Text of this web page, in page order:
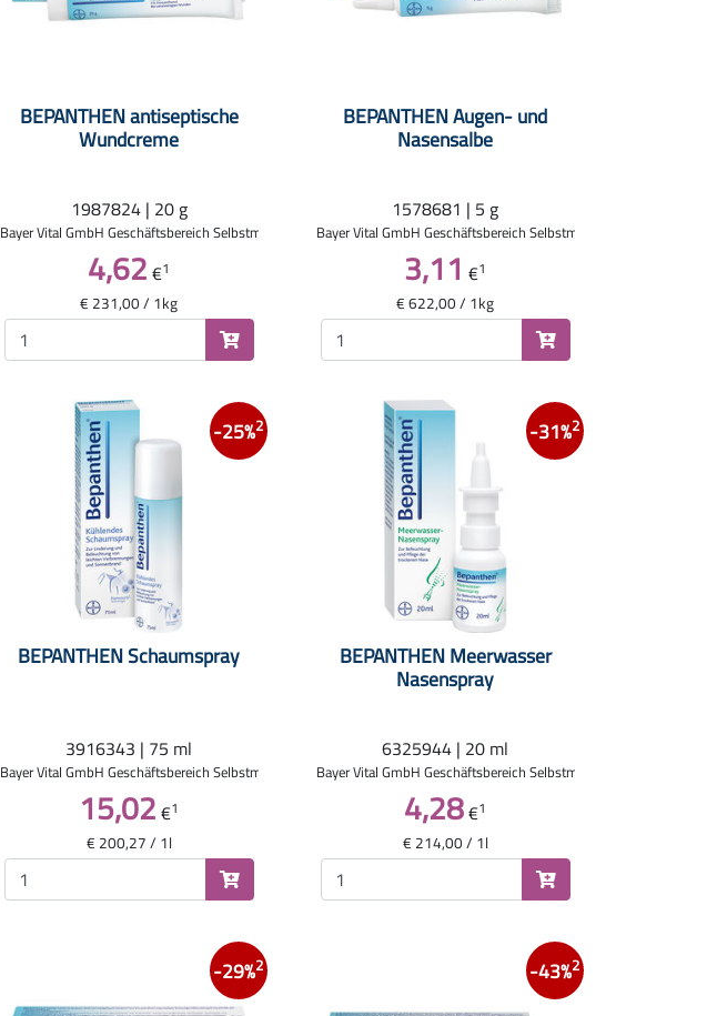
BEPANTHEN antiseptische
Wundcreme
1987824 | 20 g
Bayer Vital GmbH Geschäftsbereich Selbstmedikation
4,62€1
€ 231,00 / 1kg
BEPANTHEN Augen- und
Nasensalbe
1578681 | 5 g
Bayer Vital GmbH Geschäftsbereich Selbstmedikation
3,11 €1
€ 622,00 / 1kg
-25%2
BEPANTHEN Schaumspray
3916343 | 75 ml
Bayer Vital GmbH Geschäftsbereich Selbstmedikation
15,02€1
€ 200,27 / 1l
-31%2
BEPANTHEN Meerwasser
Nasenspray
6325944 | 20 ml
Bayer Vital GmbH Geschäftsbereich Selbstmedikation
4,28€1
€ 214,00 / 1l
-29%2 -43%2